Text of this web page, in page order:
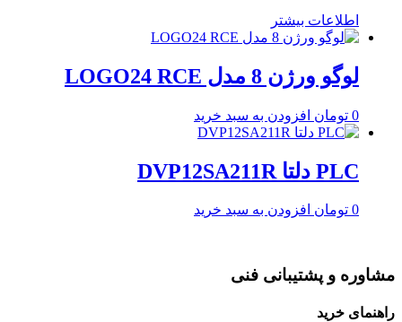
اطلاعات بیشتر
لوگو ورژن 8 مدل LOGO24 RCE
0 تومان افزودن به سبد خرید
PLC دلتا DVP12SA211R
0 تومان افزودن به سبد خرید
مشاوره و پشتیبانی فنی
راهنمای خرید